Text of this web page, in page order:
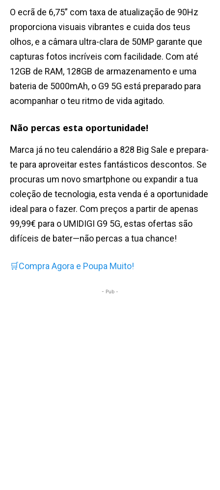
O ecrã de 6,75” com taxa de atualização de 90Hz
proporciona visuais vibrantes e cuida dos teus
olhos, e a câmara ultra-clara de 50MP garante que
capturas fotos incríveis com facilidade. Com até
12GB de RAM, 128GB de armazenamento e uma
bateria de 5000mAh, o G9 5G está preparado para
acompanhar o teu ritmo de vida agitado.
Não percas esta oportunidade!
Marca já no teu calendário a 828 Big Sale e prepara-
te para aproveitar estes fantásticos descontos. Se
procuras um novo smartphone ou expandir a tua
coleção de tecnologia, esta venda é a oportunidade
ideal para o fazer. Com preços a partir de apenas
99,99€ para o UMIDIGI G9 5G, estas ofertas são
difíceis de bater—não percas a tua chance!
🛒Compra Agora e Poupa Muito!
- Pub -